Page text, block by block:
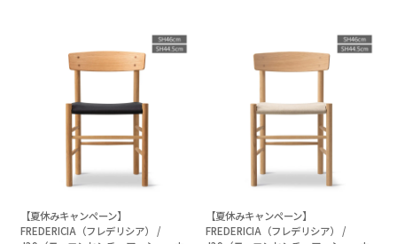
【夏休みキャンペーン】
FREDERICIA（フレデリシア） /
【夏休みキャンペーン】
FREDERICIA（フレデリシア） /